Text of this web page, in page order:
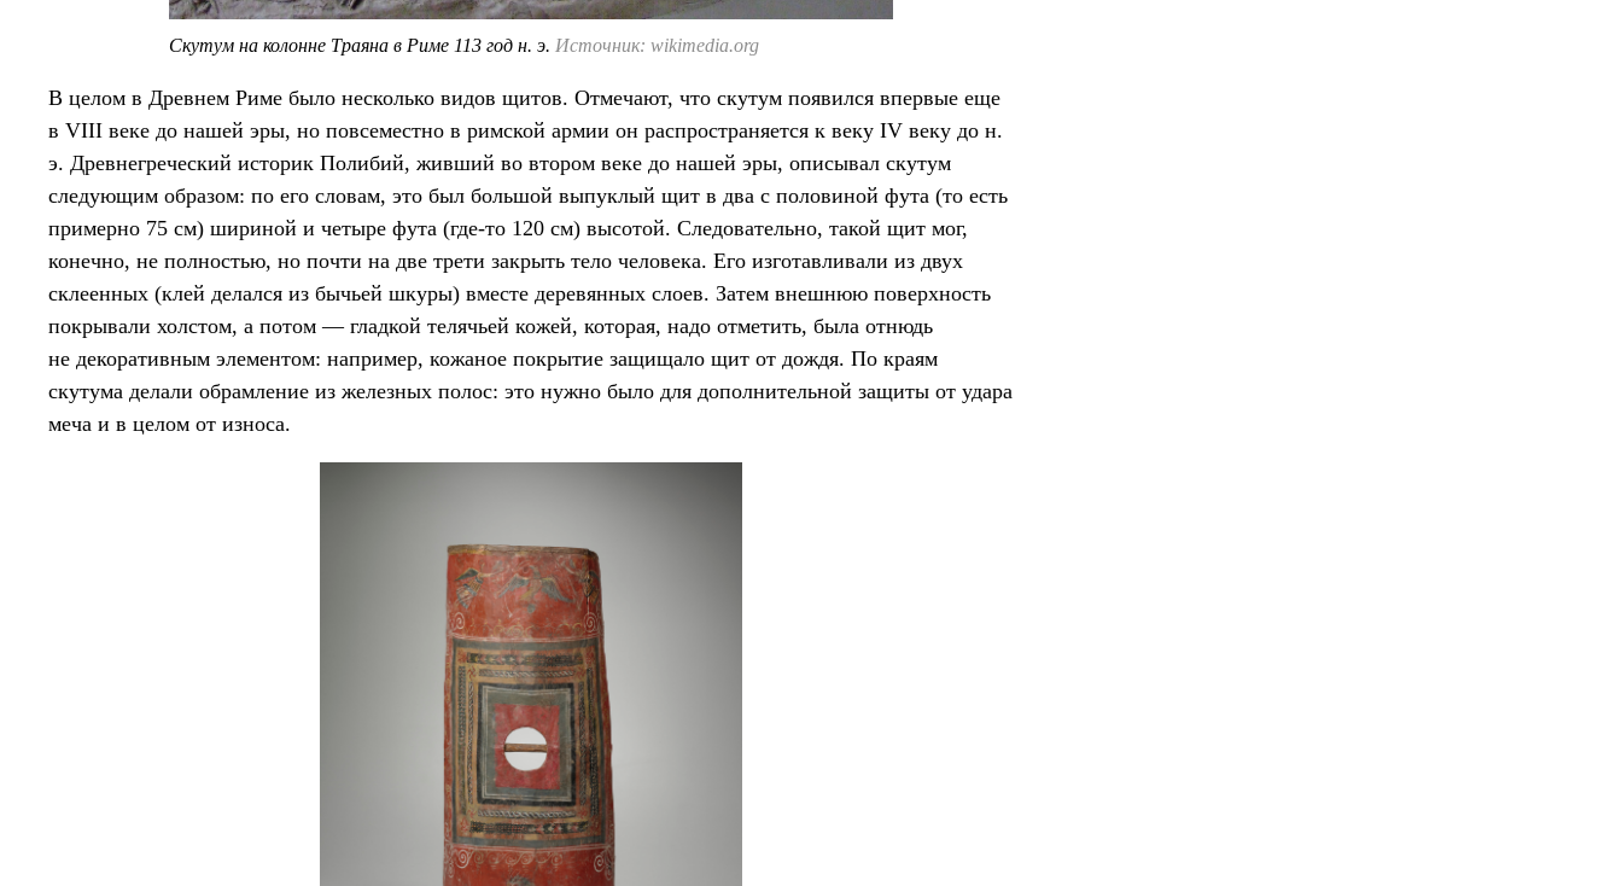
Скутум на колонне Траяна в Риме 113 год н. э. Источник: wikimedia.org
В целом в Древнем Риме было несколько видов щитов. Отмечают, что скутум появился впервые еще
в VIII веке до нашей эры, но повсеместно в римской армии он распространяется к веку IV веку до н.
э. Древнегреческий историк Полибий, живший во втором веке до нашей эры, описывал скутум
следующим образом: по его словам, это был большой выпуклый щит в два с половиной фута (то есть
примерно 75 см) шириной и четыре фута (где-то 120 см) высотой. Следовательно, такой щит мог,
конечно, не полностью, но почти на две трети закрыть тело человека. Его изготавливали из двух
склеенных (клей делался из бычьей шкуры) вместе деревянных слоев. Затем внешнюю поверхность
покрывали холстом, а потом — гладкой телячьей кожей, которая, надо отметить, была отнюдь
не декоративным элементом: например, кожаное покрытие защищало щит от дождя. По краям
скутума делали обрамление из железных полос: это нужно было для дополнительной защиты от удара
меча и в целом от износа.